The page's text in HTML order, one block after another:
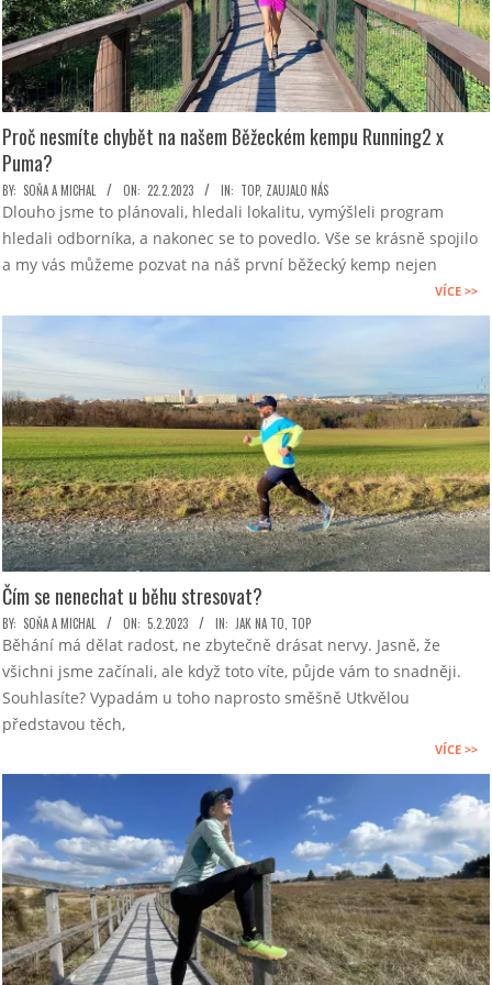
Proč nesmíte chybět na našem Běžeckém kempu Running2 x
Puma?
2023-
02-
22
BY: SOŇA A MICHAL ON: 22.2.2023 IN: TOP, ZAUJALO NÁS
Dlouho jsme to plánovali, hledali lokalitu, vymýšleli program
hledali odborníka, a nakonec se to povedlo. Vše se krásně spojilo
a my vás můžeme pozvat na náš první běžecký kemp nejen
VÍCE >>
Čím se nenechat u běhu stresovat?
2023-
02-
05
BY: SOŇA A MICHAL ON: 5.2.2023 IN: JAK NA TO TOP
Běhání má dělat radost, ne zbytečně drásat nervy. Jasně, že
všichni jsme začínali, ale když toto víte, půjde vám to snadněji.
Souhlasíte? Vypadám u toho naprosto směšně Utkvělou
představou těch,
VÍCE >>